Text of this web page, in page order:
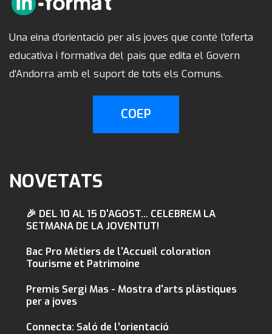
Una eina d'orientació per als joves que conté l'oferta
educativa i formativa del país que edita el Govern
d'Andorra amb el suport de tots els Comuns.
COEP
NOVETATS
🎉 DEL 10 AL 15 D'AGOST... CELEBREM LA
SETMANA DE LA JOVENTUT!
Bac Pro Métiers de l'Accueil coloration
Tourisme et Patrimoine
Premis Sergi Mas - Mostra d'arts plàstiques
per a joves
Connecta: Saló de l’orientació